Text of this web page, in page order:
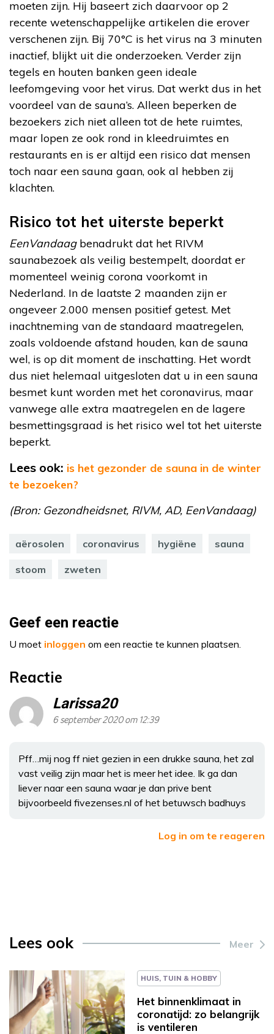
moeten zijn. Hij baseert zich daarvoor op 2
recente wetenschappelijke artikelen die erover
verschenen zijn. Bij 70°C is het virus na 3 minuten
inactief, blijkt uit die onderzoeken. Verder zijn
tegels en houten banken geen ideale
leefomgeving voor het virus. Dat werkt dus in het
voordeel van de sauna’s. Alleen beperken de
bezoekers zich niet alleen tot de hete ruimtes,
maar lopen ze ook rond in kleedruimtes en
restaurants en is er altijd een risico dat mensen
toch naar een sauna gaan, ook al hebben zij
klachten.
Risico tot het uiterste beperkt
EenVandaagbenadrukt dat het RIVM
saunabezoek als veilig bestempelt, doordat er
momenteel weinig corona voorkomt in
Nederland. In de laatste 2 maanden zijn er
ongeveer 2.000 mensen positief getest. Met
inachtneming van de standaard maatregelen,
zoals voldoende afstand houden, kan de sauna
wel, is op dit moment de inschatting. Het wordt
dus niet helemaal uitgesloten dat u in een sauna
besmet kunt worden met het coronavirus, maar
vanwege alle extra maatregelen en de lagere
besmettingsgraad is het risico wel tot het uiterste
beperkt.
Lees ook: is het gezonder de sauna in de winter
te bezoeken?
(Bron: Gezondheidsnet, RIVM, AD, EenVandaag)
aërosolen coronavirus hygiëne sauna
stoom zweten
Geef een reactie
U moet inloggen om een reactie te kunnen plaatsen.
Reactie
Larissa20
6 september 2020 om 12:39
Pff…mij nog ff niet gezien in een drukke sauna, het zal
vast veilig zijn maar het is meer het idee. Ik ga dan
liever naar een sauna waar je dan prive bent
bijvoorbeeld fivezenses.nl of het betuwsch badhuys
Log in om te reageren
Lees ook Meer
HUIS, TUIN & HOBBY
Het binnenklimaat in
coronatijd: zo belangrijk
is ventileren